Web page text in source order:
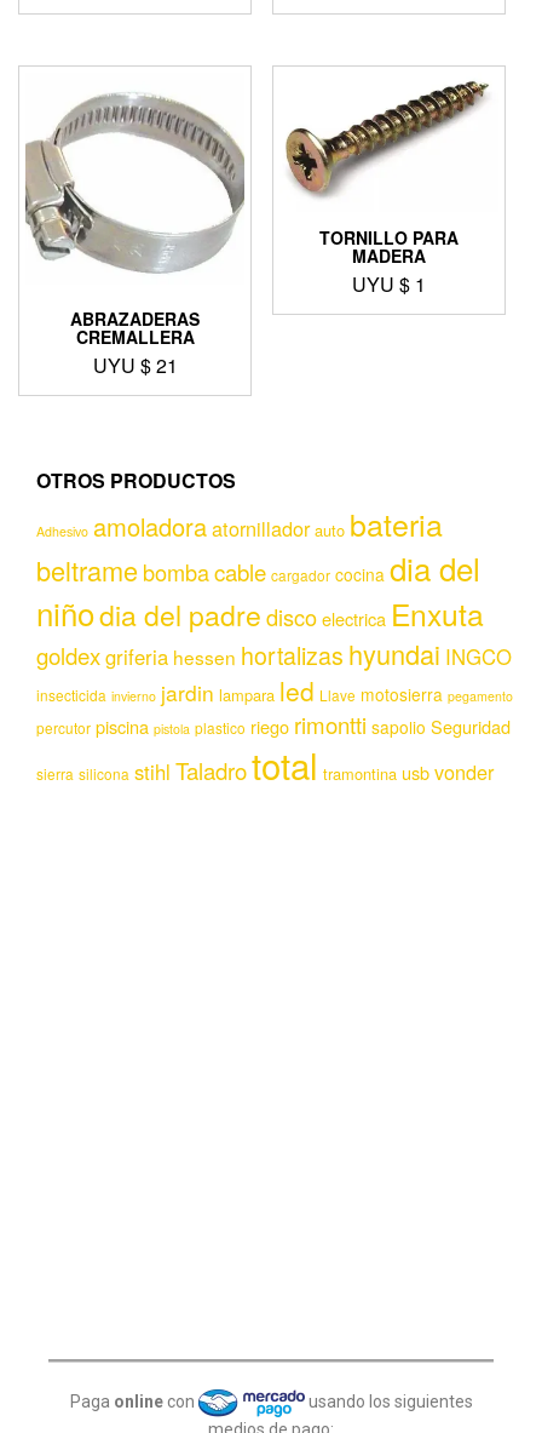
ABRAZADERAS
CREMALLERA
UYU $21
TORNILLO PARA
MADERA
UYU $ 1
OTROS PRODUCTOS
Adhesivo amoladoraatornillador auto bateria
beltramebombacable cargador cocina dia del
niñodia del padrediscoelectrica Enxuta
goldexgriferia hessen hortalizas hyundai INGCO
insecticida invierno jardin lampara led Llave motosierra pegamento
percutor piscina pistola plastico riego rimontti sapolio Seguridad
sierra silicona stihl Taladrototal tramontina usbvonder
Paga online con
usando los siguientes